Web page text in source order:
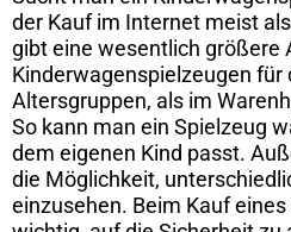
der Kauf im Internet meist
gibt eine wesentlich größere
Kinderwagenspielzeugen für
Altersgruppen, als im
So kann man ein Spielzeug
dem eigenen Kind passt.
die Möglichkeit,
einzusehen. Beim Kauf